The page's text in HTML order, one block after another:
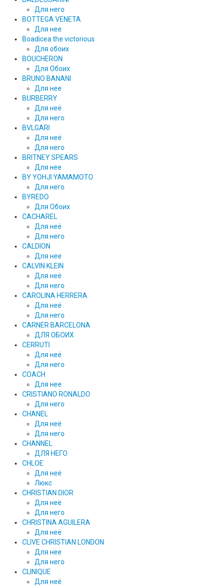
Для него
BOTTEGA VENETA
Для нее
Boadicea the victorious
Для обоих
BOUCHERON
Для Обоих
BRUNO BANANI
Для нее
BURBERRY
Для неё
Для него
BVLGARI
Для неё
Для него
BRITNEY SPEARS
Для нее
BY YOHJI YAMAMOTO
Для него
BYREDO
Для Обоих
CACHAREL
Для неё
Для него
CALDION
Для нее
CALVIN KLEIN
Для неё
Для него
CAROLINA HERRERA
Для неё
Для него
CARNER BARCELONA
ДЛЯ ОБОИХ
CERRUTI
Для неё
Для него
COACH
Для нее
CRISTIANO RONALDO
Для него
CHANEL
Для неё
Для него
CHANNEL
ДЛЯ НЕГО
CHLOE
Для неё
Люкс
CHRISTIAN DIOR
Для неё
Для него
CHRISTINA AGUILERA
Для неё
CLIVE CHRISTIAN LONDON
Для нее
Для него
CLINIQUE
Для неё